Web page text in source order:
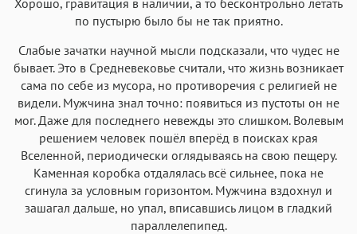
по пустырю было бы не так приятно.
Слабые зачатки научной мысли подсказали, что чудес не
бывает. Это в Средневековье считали, что жизнь возникает
сама по себе из мусора, но противоречия с религией не
видели. Мужчина знал точно: появиться из пустоты он не
мог. Даже для последнего невежды это слишком. Волевым
решением человек пошёл вперёд в поисках края
Вселенной, периодически оглядываясь на свою пещеру.
Каменная коробка отдалялась всё сильнее, пока не
сгинула за условным горизонтом. Мужчина вздохнул и
зашагал дальше, но упал, вписавшись лицом в гладкий
параллелепипед.